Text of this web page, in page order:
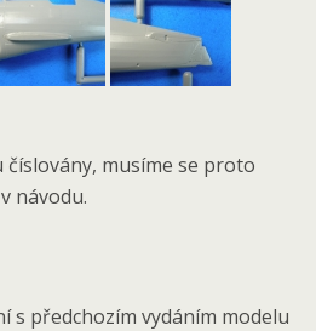
číslovány, musíme se proto
návodu.
s předchozím vydáním modelu